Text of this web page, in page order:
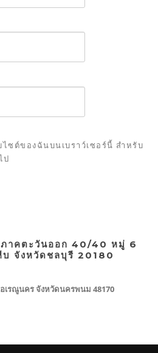
ซต์ของฉันบนเบราว์เซอร์นี้ สำหรับ
ป
ภาคตะวันออก 40/40 หมู่ 6
บ จังหวัดชลบุรี 20180
เรณูนคร จังหวัดนครพนม 48170